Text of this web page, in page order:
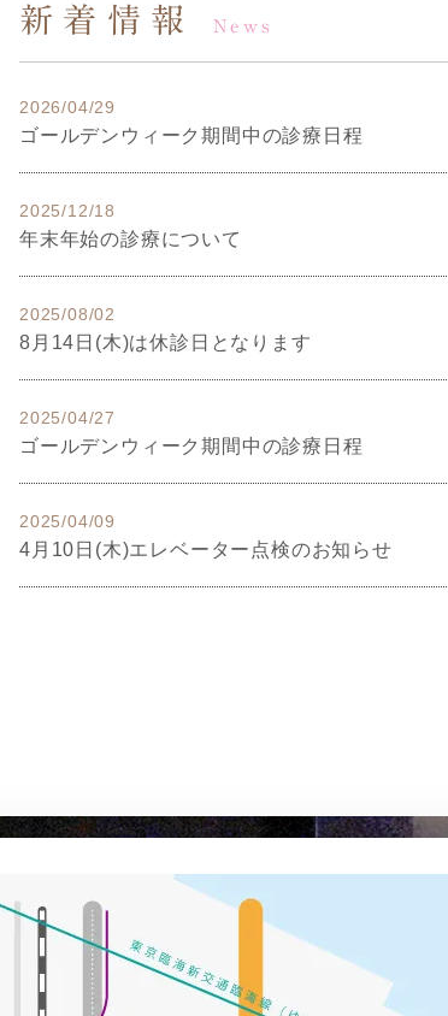
新着情報 News
2026/04/29
ゴールデンウィーク期間中の診療日程
2025/12/18
年末年始の診療について
2025/08/02
8月14日(木)は休診日となります
2025/04/27
ゴールデンウィーク期間中の診療日程
2025/04/09
4月10日(木)エレベーター点検のお知らせ